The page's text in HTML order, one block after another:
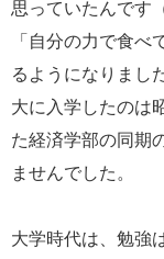
思っていたんです
「自分の力で食べ
るようになりまし
大に入学したのは
た経済学部の同期
ませんでした。
大学時代は、勉強